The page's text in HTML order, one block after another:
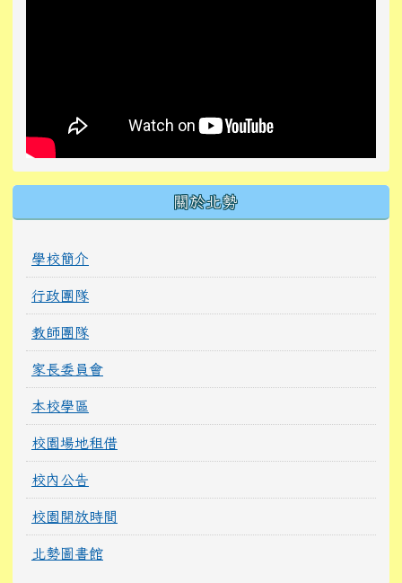
關於北勢
學校簡介
行政團隊
教師團隊
家長委員會
本校學區
校園場地租借
校內公告
校園開放時間
北勢圖書館